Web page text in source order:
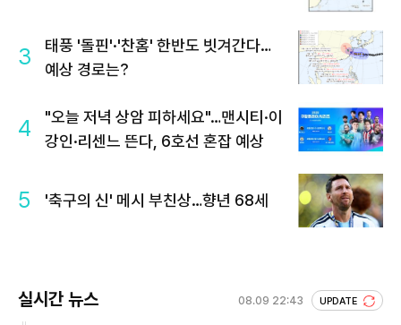
3
태풍 '돌핀'·'찬홈' 한반도 빗겨간다…
예상 경로는?
4
"오늘 저녁 상암 피하세요"…맨시티·이
강인·리센느 뜬다, 6호선 혼잡 예상
5 '축구의 신' 메시 부친상…향년 68세
실시간 뉴스 08.09 22:43 UPDATE